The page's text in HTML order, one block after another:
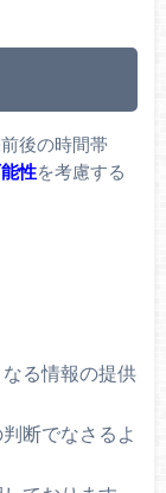
後の時間帯
性を考慮する
る情報の提供
断でなさるよ